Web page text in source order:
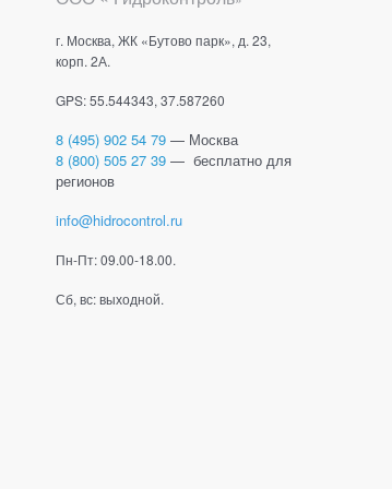
г. Москва, ЖК «Бутово парк», д. 23,
корп. 2А.
GPS: 55.544343, 37.587260
8 (495) 902 54 79 — Москва
8 (800) 505 27 39 — бесплатно для
регионов
info@hidrocontrol.ru
Пн-Пт: 09.00-18.00.
Сб, вс: выходной.